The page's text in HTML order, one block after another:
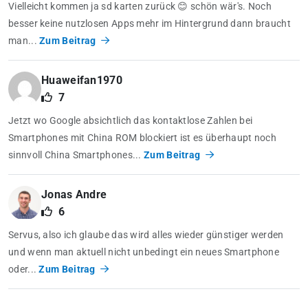
Vielleicht kommen ja sd karten zurück 😊 schön wär's. Noch
besser keine nutzlosen Apps mehr im Hintergrund dann braucht
man...Zum Beitrag
Huaweifan1970
7
Jetzt wo Google absichtlich das kontaktlose Zahlen bei
Smartphones mit China ROM blockiert ist es überhaupt noch
sinnvoll China Smartphones...Zum Beitrag
Jonas Andre
6
Servus, also ich glaube das wird alles wieder günstiger werden
und wenn man aktuell nicht unbedingt ein neues Smartphone
oder...Zum Beitrag